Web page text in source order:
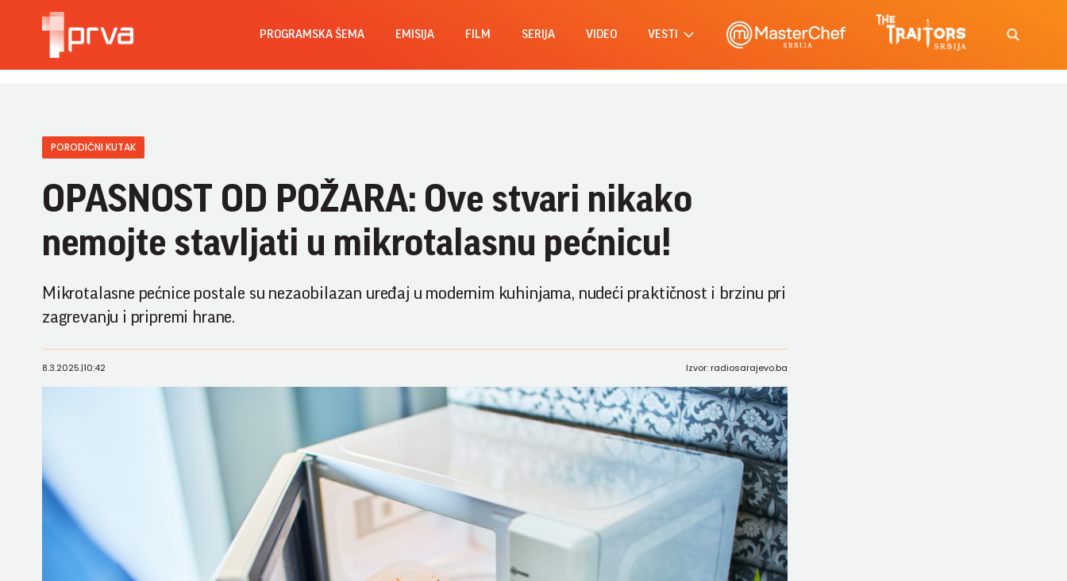
PROGRAMSKA ŠEMA EMISIJA FILM SERIJA VIDEO VESTI
PORODIČNI KUTAK
OPASNOST OD POŽARA: Ove stvari nikako
nemojte stavljati u mikrotalasnu pećnicu!
Mikrotalasne pećnice postale su nezaobilazan uređaj u modernim kuhinjama, nudeći praktičnost i brzinu pri
zagrevanju i pripremi hrane.
8.3.2025.|10:42 Izvor: radiosarajevo.ba